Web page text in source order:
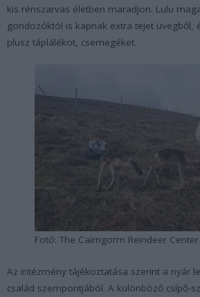
kis rénszarvas életben maradjon. Lulu
gondozóktól is kapnak extra tejet üvegből,
plusz táplálékot, csemegéket.
Fotó: The Cairngorm Reindeer Center
Az intézmény tájékoztatása szerint a nyár
család szempontjából. A különböző csípő-